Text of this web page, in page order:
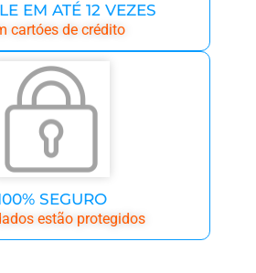
EM ATÉ 12 VEZES
cartóes de crédito
SEGURO
estão protegidos